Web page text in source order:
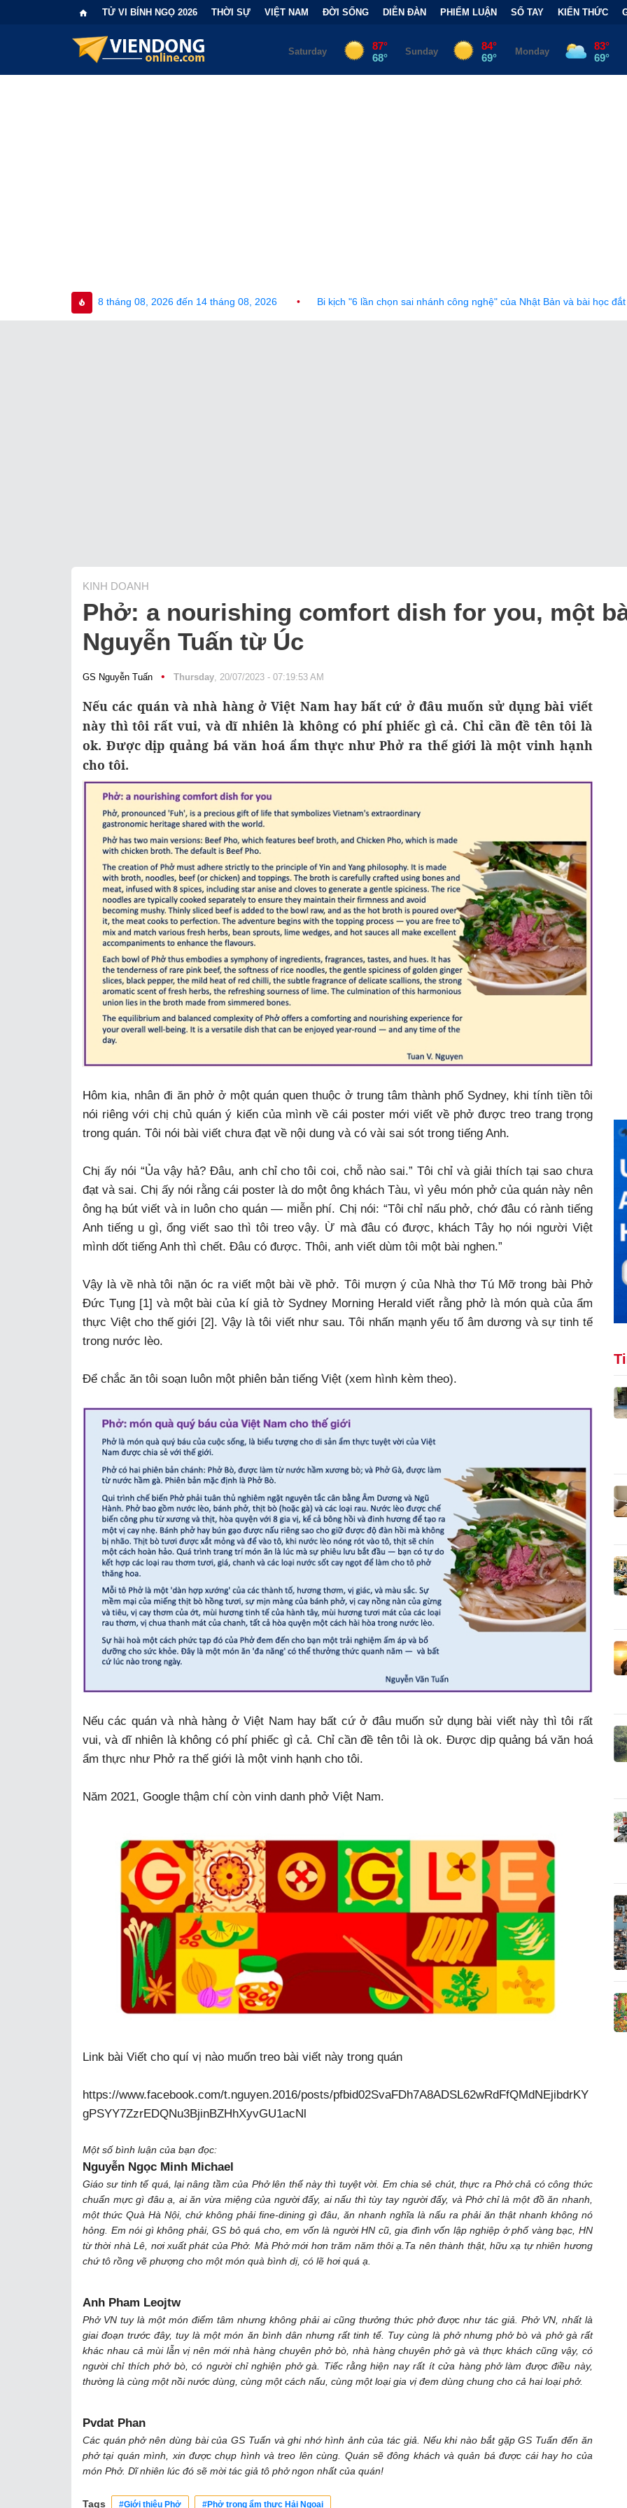
TỬ VI BÍNH NGỌ 2026 THỜI SỰ VIỆT NAM ĐỜI SỐNG DIỄN ĐÀN PHIẾM LUẬN SỔ TAY KIẾN THỨC
tháng 08, 2026 đến 14 tháng 08, 2026 • Bi kịch "6 lần chọn sai nhánh công nghệ" của Nhật Bản và bài học đắt giá • Bẫy
KINH DOANH
Phở: a nourishing comfort dish for you, một
Nguyễn Tuấn từ Úc
GS Nguyễn Tuấn • Thursday , 20/07/2023 - 07:19:53 AM
Nếu các quán và nhà hàng ở Việt Nam hay bất cứ ở đâu muốn sử dụng bài viết
này thì tôi rất vui, và dĩ nhiên là không có phí phiếc gì cả. Chỉ cần đề tên tôi là
ok. Được dịp quảng bá văn hoá ẩm thực như Phở ra thế giới là một vinh hạnh
cho tôi.
Hôm kia, nhân đi ăn phở ở một quán quen thuộc ở trung tâm thành phố Sydney, khi tính tiền tôi
nói riêng với chị chủ quán ý kiến của mình về cái poster mới viết về phở được treo trang trọng
trong quán. Tôi nói bài viết chưa đạt về nội dung và có vài sai sót trong tiếng Anh.
Chị ấy nói “Ủa vậy hả? Đâu, anh chỉ cho tôi coi, chỗ nào sai.” Tôi chỉ và giải thích tại sao chưa
đạt và sai. Chị ấy nói rằng cái poster là do một ông khách Tàu, vì yêu món phở của quán này nên
ông hạ bút viết và in luôn cho quán — miễn phí. Chị nói: “Tôi chỉ nấu phở, chớ đâu có rành tiếng
Anh tiếng u gì, ổng viết sao thì tôi treo vậy. Ừ mà đâu có được, khách Tây họ nói người Việt
mình dốt tiếng Anh thì chết. Đâu có được. Thôi, anh viết dùm tôi một bài nghen.”
Vậy là về nhà tôi nặn óc ra viết một bài về phở. Tôi mượn ý của Nhà thơ Tú Mỡ trong bài Phở
Đức Tụng [1] và một bài của kí giả tờ Sydney Morning Herald viết rằng phở là món quà của ẩm
thực Việt cho thế giới [2]. Vậy là tôi viết như sau. Tôi nhấn mạnh yếu tố âm dương và sự tinh tế
trong nước lèo.
Để chắc ăn tôi soạn luôn một phiên bản tiếng Việt (xem hình kèm theo).
Nếu các quán và nhà hàng ở Việt Nam hay bất cứ ở đâu muốn sử dụng bài viết này thì tôi rất
vui, và dĩ nhiên là không có phí phiếc gì cả. Chỉ cần đề tên tôi là ok. Được dịp quảng bá văn hoá
ẩm thực như Phở ra thế giới là một vinh hạnh cho tôi.
Năm 2021, Google thậm chí còn vinh danh phở Việt Nam.
Link bài Viết cho quí vị nào muốn treo bài viết này trong quán
https://www.facebook.com/t.nguyen.2016/posts/pfbid02SvaFDh7A8ADSL62wRdFfQMdNEjibdrKY
gPSYY7ZzrEDQNu3BjinBZHhXyvGU1acNl
Một số bình luận của bạn đọc:
Nguyễn Ngọc Minh Michael
Giáo sư tinh tế quá, lại nâng tầm của Phở lên thế này thì tuyệt vời. Em chia sẻ chút, thực ra Phở chả có công thức
chuẩn mực gì đâu ạ, ai ăn vừa miệng của người đấy, ai nấu thì tùy tay người đấy, và Phở chỉ là một đồ ăn nhanh,
một thức Quà Hà Nội, chứ không phải fine-dining gì đâu, ăn nhanh nghĩa là nấu ra phải ăn thật nhanh không nó
hỏng. Em nói gì không phải, GS bỏ quá cho, em vốn là người HN cũ, gia đình vốn lập nghiệp ở phố vàng bạc, HN
từ thời nhà Lê, nơi xuất phát của Phở. Mà Phở mới hơn trăm năm thôi ạ.Ta nên thành thật, hữu xạ tự nhiên hương
chứ tô rồng vẽ phượng cho một món quà bình dị, có lẽ hơi quá ạ.
Anh Pham Leojtw
Phở VN tuy là một món điểm tâm nhưng không phải ai cũng thưởng thức phở được như tác giả. Phở VN, nhất là
giai đoạn trước đây, tuy là một món ăn bình dân nhưng rất tinh tế. Tuy cùng là phở nhưng phở bò và phở gà rất
khác nhau cả mùi lẫn vị nên mới nhà hàng chuyên phở bò, nhà hàng chuyên phở gà và thực khách cũng vậy, có
người chỉ thích phở bò, có người chỉ nghiện phở gà. Tiếc rằng hiện nay rất ít cửa hàng phở làm được điều này,
thường là cùng một nồi nước dùng, cùng một cách nấu, cùng một loại gia vị đem dùng chung cho cả hai loại phở.
Pvdat Phan
Các quán phở nên dùng bài của GS Tuấn và ghi nhớ hình ảnh của tác giả. Nếu khi nào bắt gặp GS Tuấn đến ăn
phở tại quán mình, xin được chụp hình và treo lên cùng. Quán sẽ đông khách và quản bá được cái hay ho của
món Phở. Dĩ nhiên lúc đó sẽ mời tác giả tô phở ngon nhất của quán!
Tags #Giới thiệu Phở #Phở trong ẩm thực Hải Ngoại